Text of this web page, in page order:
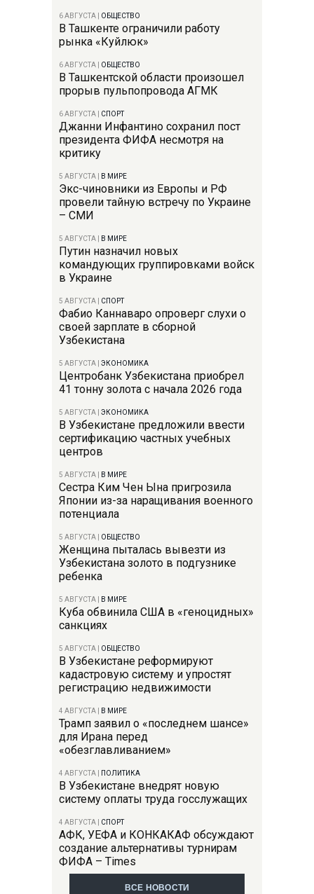
6 АВГУСТА ОБЩЕСТВО
В Ташкенте ограничили работу
рынка «Куйлюк»
6 АВГУСТА ОБЩЕСТВО
В Ташкентской области произошел
прорыв пульпопровода АГМК
6 АВГУСТА СПОРТ
Джанни Инфантино сохранил пост
президента ФИФА несмотря на
критику
5 АВГУСТА В МИРЕ
Экс-чиновники из Европы и РФ
провели тайную встречу по Украине
– СМИ
5 АВГУСТА В МИРЕ
Путин назначил новых
командующих группировками войск
в Украине
5 АВГУСТА СПОРТ
Фабио Каннаваро опроверг слухи о
своей зарплате в сборной
Узбекистана
5 АВГУСТА ЭКОНОМИКА
Центробанк Узбекистана приобрел
41 тонну золота с начала 2026 года
5 АВГУСТА ЭКОНОМИКА
В Узбекистане предложили ввести
сертификацию частных учебных
центров
5 АВГУСТА В МИРЕ
Сестра Ким Чен Ына пригрозила
Японии из-за наращивания военного
потенциала
5 АВГУСТА ОБЩЕСТВО
Женщина пыталась вывезти из
Узбекистана золото в подгузнике
ребенка
5 АВГУСТА В МИРЕ
Куба обвинила США в «геноцидных»
санкциях
5 АВГУСТА ОБЩЕСТВО
В Узбекистане реформируют
кадастровую систему и упростят
регистрацию недвижимости
4 АВГУСТА В МИРЕ
Трамп заявил о «последнем шансе»
для Ирана перед
«обезглавливанием»
4 АВГУСТА ПОЛИТИКА
В Узбекистане внедрят новую
систему оплаты труда госслужащих
4 АВГУСТА СПОРТ
АФК, УЕФА и КОНКАКАФ обсуждают
создание альтернативы турнирам
ФИФА – Times
ВСЕ НОВОСТИ